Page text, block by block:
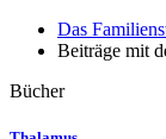
Das
Beiträge mit
Bücher